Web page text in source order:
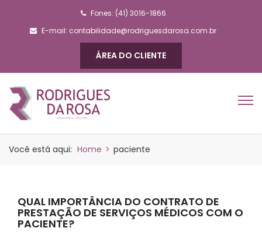
Fones: (41) 3016-1866
E-mail: contabilidade@rodriguesdarosa.com.br
ÁREA DO CLIENTE
Você está aqui: Home > paciente
QUAL IMPORTÂNCIA DO CONTRATO DE
PRESTAÇÃO DE SERVIÇOS MÉDICOS COM O
PACIENTE?